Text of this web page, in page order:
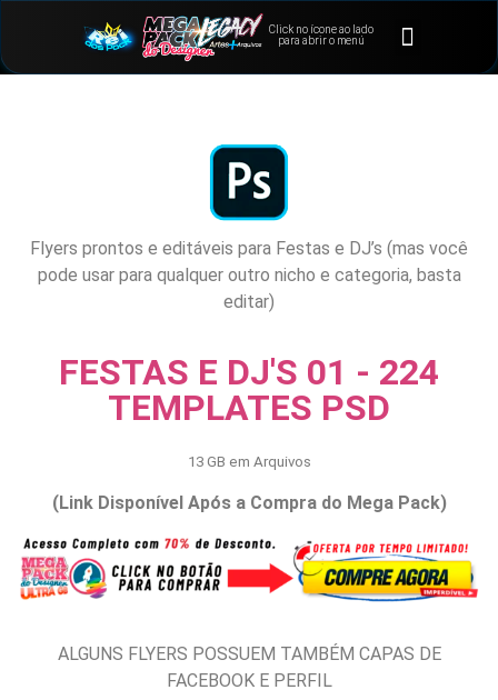
Click no ícone ao lado
para abrir o menú
Flyers prontos e editáveis para Festas e DJ’s (mas você
pode usar para qualquer outro nicho e categoria, basta
editar)
FESTAS E DJ'S 01 - 224
TEMPLATES PSD
13 GB em Arquivos
(Link Disponível Após a Compra do Mega Pack)
ALGUNS FLYERS POSSUEM TAMBÉM CAPAS DE
FACEBOOK E PERFIL